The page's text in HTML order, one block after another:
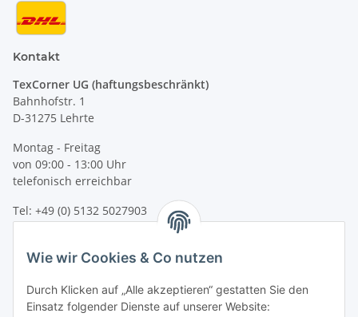
Kontakt
TexCorner UG (haftungsbeschränkt)
Bahnhofstr. 1
D-31275 Lehrte
Montag - Freitag
von 09:00 - 13:00 Uhr
telefonisch erreichbar
Tel: +49 (0) 5132 5027903
Fax: +49 (0) 5132 8230693
Wie wir Cookies & Co nutzen
Durch Klicken auf „Alle akzeptieren“ gestatten Sie den
Einsatz folgender Dienste auf unserer Website: